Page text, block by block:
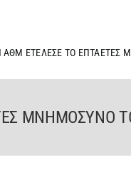
ΑΘΜ ΕΤΕΛΕΣΕ ΤΟ ΕΠΤΑΕΤΕΣ
ΜΝΗΜΟΣΥΝΟ